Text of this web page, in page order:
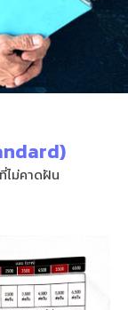
ไม่คาดฝัน